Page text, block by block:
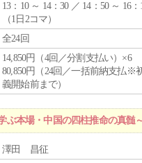
13：10 ～ 14：30 ／ 14：50 ～ 16：
（1日2コマ）
全24回
14,850円（4回／分割支払い）×6
80,850円（24回／一括前納支払※
義開始前まで）
ぶ本場・中国の四柱推命の真髄
澤田 昌征